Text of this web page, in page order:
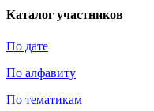
Каталог участников
По дате
По алфавиту
По тематикам